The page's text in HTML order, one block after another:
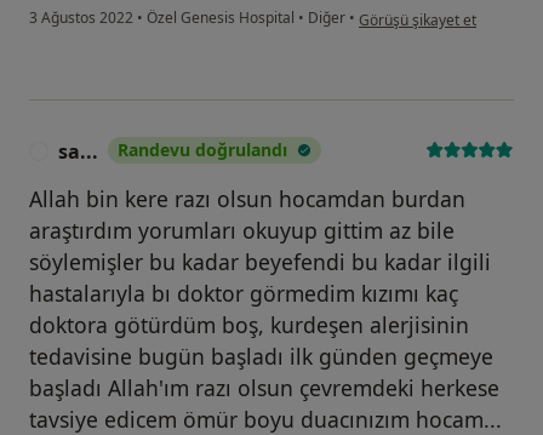
3 Ağustos 2022 • Özel Genesis Hospital • Diğer • kullanıcının görüşüne göre
Görüşü şikayet et
sa... Randevu doğrulandı
Allah bin kere razı olsun hocamdan burdan
araştırdım yorumları okuyup gittim az bile
söylemişler bu kadar beyefendi bu kadar ilgili
hastalarıyla bı doktor görmedim kızımı kaç
doktora götürdüm boş, kurdeşen alerjisinin
tedavisine bugün başladı ilk günden geçmeye
başladı Allah'ım razı olsun çevremdeki herkese
tavsiye edicem ömür boyu duacınızım hocam...